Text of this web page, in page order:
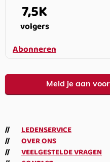
7,5K
volgers
Abonneren
Meld je aan
LEDENSERVICE
OVER ONS
VEELGESTELDE VRAGEN